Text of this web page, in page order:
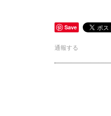
Save
通報する